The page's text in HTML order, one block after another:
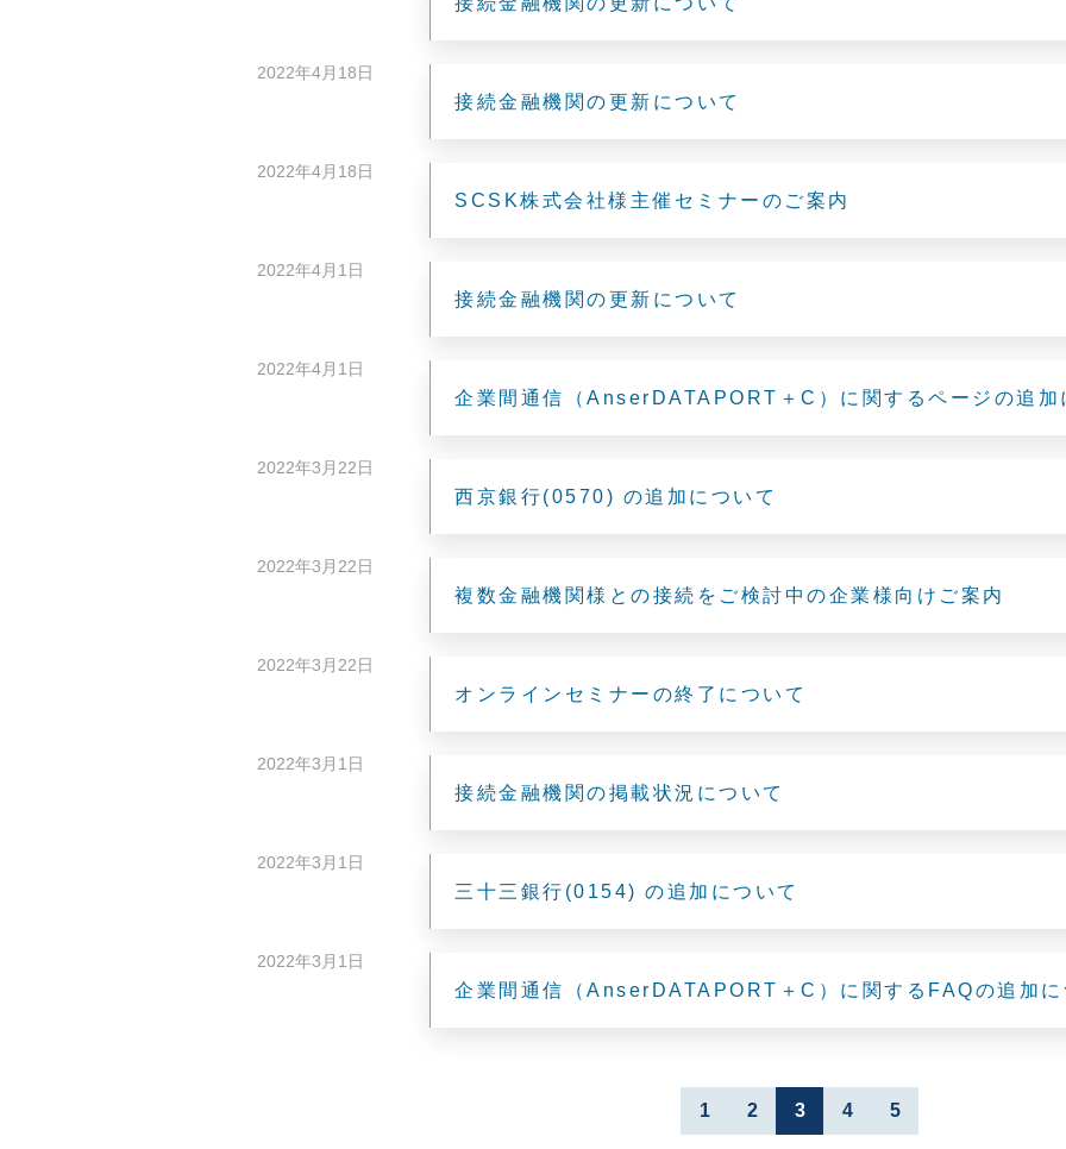
2022年4月18日
接続金融機関の更新について
2022年4月18日
SCSK株式会社様主催セミナーのご案内
2022年4月1日
接続金融機関の更新について
2022年4月1日
企業間通信（AnserDATAPORT＋C）に関するページの追加
2022年3月22日
西京銀行(0570) の追加について
2022年3月22日
複数金融機関様との接続をご検討中の企業様向けご案内
2022年3月22日
オンラインセミナーの終了について
2022年3月1日
接続金融機関の掲載状況について
2022年3月1日
三十三銀行(0154) の追加について
2022年3月1日
企業間通信（AnserDATAPORT＋C）に関するFAQの追加に
1 2 3 4 5